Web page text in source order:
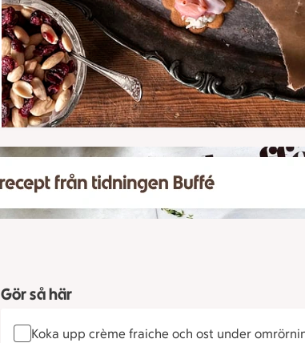
Gör så här
Koka upp crème fraiche och ost under